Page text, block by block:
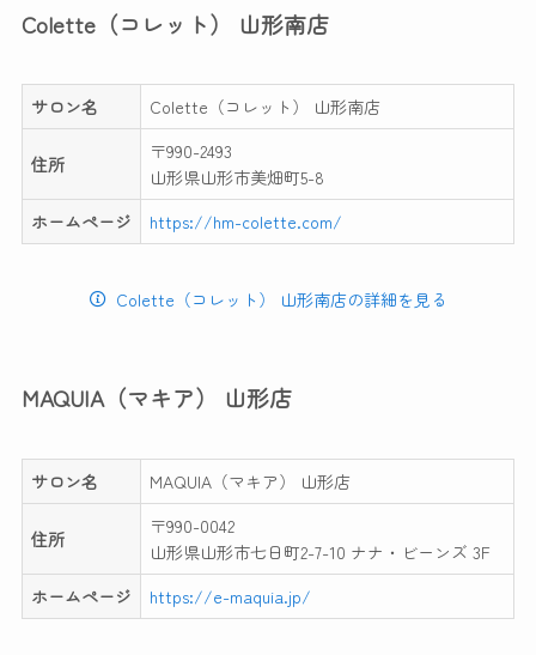
Colette（コレット） 山形南店
サロン名 Colette（コレット） 山形南店
住所
〒990-2493
山形県山形市美畑町5-8
ホームページ
https://hm-colette.com/
Colette（コレット） 山形南店の詳細を見る
MAQUIA（マキア） 山形店
サロン名 MAQUIA（マキア） 山形店
住所
〒990-0042
山形県山形市七日町2-7-10 ナナ・ビーンズ 3F
ホームページ
https://e-maquia.jp/